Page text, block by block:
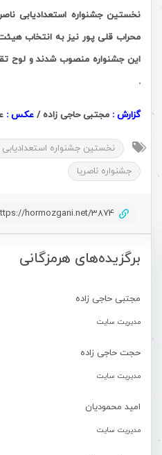
برگزیده‌های هرمزگانی
مجتبی حاجی زاده
مدیریت سایت
حجت حاجی زاده
مدیریت سایت
امید محمودیان
مدیریت سایت
نخستین جشنواره استعدادیابی
محراب قلی پور نیز به انتخاب
این جشنواره منصوب شدند و لوح
.
گزارش : مجتبی حاجی زاده / عکس :
نخستین جشنواره استعدادیابی
جشنواره ناصریا
hormozgani.net/3874